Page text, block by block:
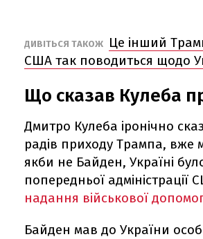
ДИВІТЬСЯ ТАКОЖ
Це інший
США так поводиться щодо
Що сказав Кулеба
Дмитро Кулеба іронічно
радів приходу Трампа, вже
якби не Байден, Україні
попередньої
надання військової
Байден мав до України